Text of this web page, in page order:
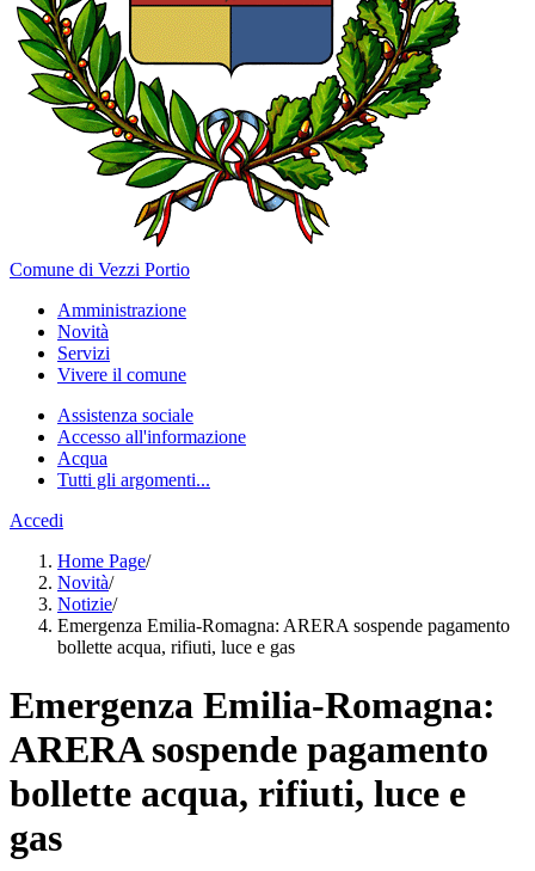
Comune di Vezzi Portio
Amministrazione
Novità
Servizi
Vivere il comune
Assistenza sociale
Accesso all'informazione
Acqua
Tutti gli argomenti...
Accedi
Home Page/
Novità/
Notizie/
Emergenza Emilia-Romagna: ARERA sospende pagamento
bollette acqua, rifiuti, luce e gas
Emergenza Emilia-Romagna:
ARERA sospende pagamento
bollette acqua, rifiuti, luce e
gas